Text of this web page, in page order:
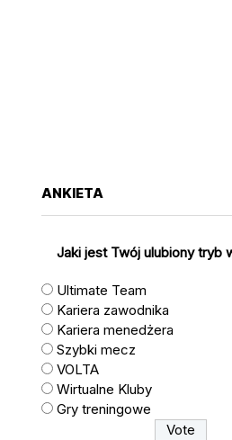
ANKIETA
Jaki jest Twój ulubiony tryb
Ultimate Team
Kariera zawodnika
Kariera menedżera
Szybki mecz
VOLTA
Wirtualne Kluby
Gry treningowe